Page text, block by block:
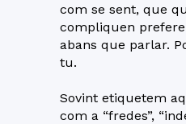
com se sent, que
compliquen
abans que parlar.
tu.
Sovint etiquetem
com a “fredes”,